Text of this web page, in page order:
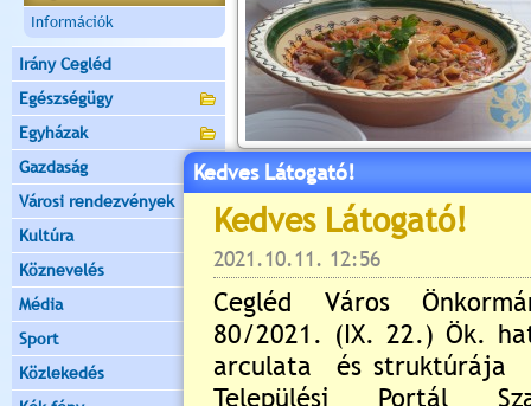
Információk
Irány Cegléd
Egészségügy
Egyházak
Gazdaság
Városi rendezvények
Kultúra
Köznevelés
Média
Sport
Közlekedés
tűzről levéve
vágott zöldséget, répát,
megpároljuk. Sóval, borssal
A félfövésben lévő
pirított laskát. Felöntjük
főzzük. Folyamatosan
hozzáadjuk a füstölt
hogy szinte az összes
Kedves Látogató!